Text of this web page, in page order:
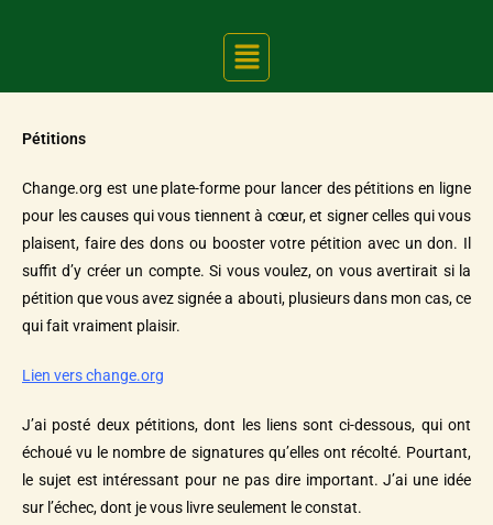
Pétitions
Change.org est une plate-forme pour lancer des pétitions en ligne
pour les causes qui vous tiennent à cœur, et signer celles qui vous
plaisent, faire des dons ou booster votre pétition avec un don. Il
suffit d’y créer un compte. Si vous voulez, on vous avertirait si la
pétition que vous avez signée a abouti, plusieurs dans mon cas, ce
qui fait vraiment plaisir.
Lien vers change.org
J’ai posté deux pétitions, dont les liens sont ci-dessous, qui ont
échoué vu le nombre de signatures qu’elles ont récolté. Pourtant,
le sujet est intéressant pour ne pas dire important. J’ai une idée
sur l’échec, dont je vous livre seulement le constat.